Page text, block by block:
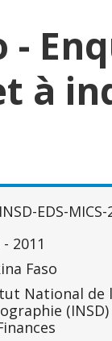
-
à
EDS-
2011
Faso
National de